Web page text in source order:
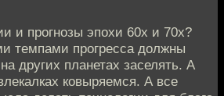
и прогнозы эпохи 60х и 70х?
темпами прогресса должны
других планетах заселять. А
ковыряемся. А все